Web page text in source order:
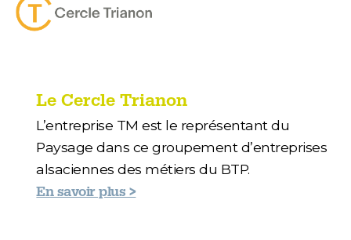
Le Cercle Trianon
L’entreprise TM est le représentant du
Paysage dans ce groupement d’entreprises
alsaciennes des métiers du BTP.
En savoir plus >